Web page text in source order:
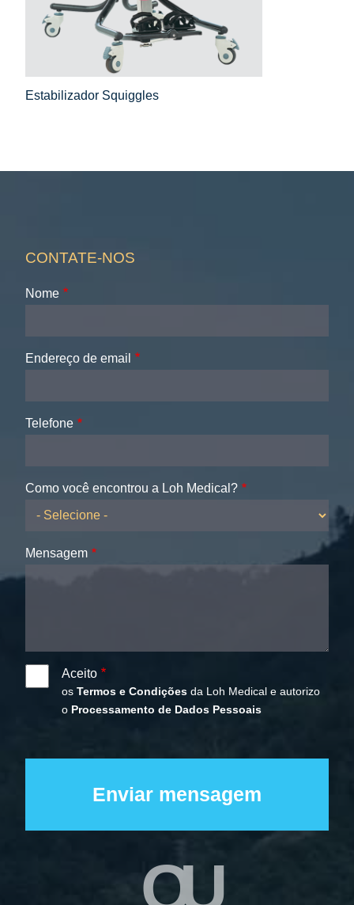
Estabilizador Squiggles
CONTATE-NOS
Nome
Endereço de email
Telefone
Como você encontrou a Loh Medical?
Mensagem
Aceito
osTermos e Condições da Loh Medical e autorizo
o Processamento de Dados Pessoais
OU